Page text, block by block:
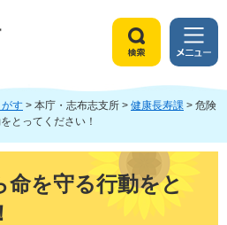
索
メ
ニ
ュ
ー
す > 本庁・志布志支所 > 健康長寿課 > 危険
とってください！
を守る行動をと